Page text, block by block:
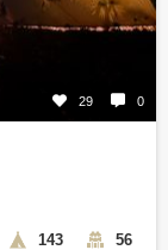
29 0
143 56